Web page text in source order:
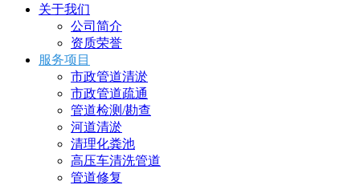
关于我们
公司简介
资质荣誉
服务项目
市政管道清淤
市政管道疏通
管道检测/勘查
河道清淤
清理化粪池
高压车清洗管道
管道修复